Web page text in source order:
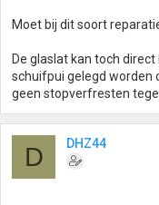
Moet bij dit soort
De glaslat kan toch
schuifpui gelegd worden
geen stopverfresten
D DHZ44